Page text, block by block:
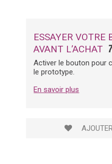
ESSAYER VOTRE
AVANT L’ACHAT
Activer le bouton pour
le prototype.
En savoir plus